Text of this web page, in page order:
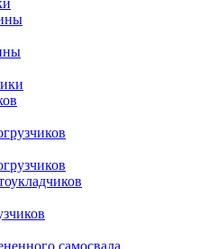
самосвала